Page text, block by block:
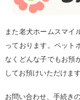
また老犬ホームスマイ
っております。ペット
なくどんな子でもお預
してお預けいただけます
お問い合わせ、手続き